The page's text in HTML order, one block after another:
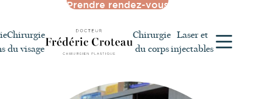
Prendre rendez-vous
Chirurgie
du visage
Chirurgie
du corps
Laser et
injectables